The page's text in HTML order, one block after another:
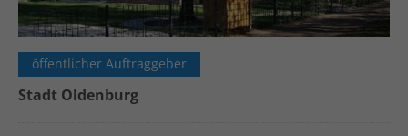
öffentlicher Auftraggeber
Stadt Oldenburg